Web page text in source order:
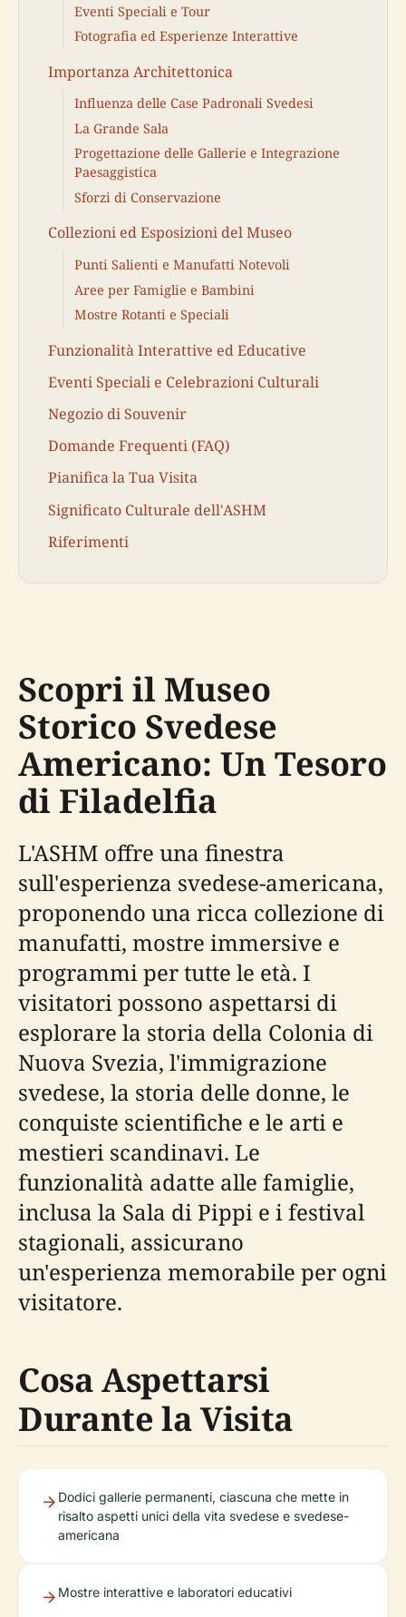
Eventi Speciali e Tour
Fotografia ed Esperienze Interattive
Importanza Architettonica
Influenza delle Case Padronali Svedesi
La Grande Sala
Progettazione delle Gallerie e Integrazione
Paesaggistica
Sforzi di Conservazione
Collezioni ed Esposizioni del Museo
Punti Salienti e Manufatti Notevoli
Aree per Famiglie e Bambini
Mostre Rotanti e Speciali
Funzionalità Interattive ed Educative
Eventi Speciali e Celebrazioni Culturali
Negozio di Souvenir
Domande Frequenti (FAQ)
Pianifica la Tua Visita
Significato Culturale dell'ASHM
Riferimenti
Scopri il Museo
Storico Svedese
Americano: Un Tesoro
di Filadelfia
L'ASHM offre una finestra
sull'esperienza svedese-americana,
proponendo una ricca collezione di
manufatti, mostre immersive e
programmi per tutte le età. I
visitatori possono aspettarsi di
esplorare la storia della Colonia di
Nuova Svezia, l'immigrazione
svedese, la storia delle donne, le
conquiste scientifiche e le arti e
mestieri scandinavi. Le
funzionalità adatte alle famiglie,
inclusa la Sala di Pippi e i festival
stagionali, assicurano
un'esperienza memorabile per ogni
visitatore.
Cosa Aspettarsi
Durante la Visita
Dodici gallerie permanenti, ciascuna che mette in
risalto aspetti unici della vita svedese e svedese-
americana
Mostre interattive e laboratori educativi